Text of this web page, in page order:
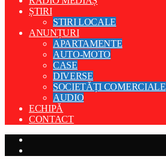
ȘTIRI
STIRI LOCALE
ANUNȚURI
APARTAMENTE
AUTO-MOTO
CASE
DIVERSE
SOCIETĂȚI COMERCIALE
AUDIO
ECHIPĂ
CONTACT